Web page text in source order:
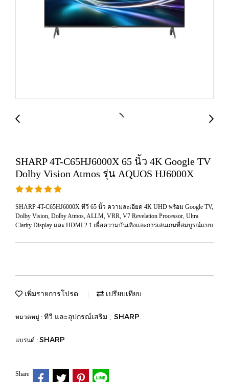
SHARP 4T-C65HJ6000X 65 นิ้ว 4K Google TV
Dolby Vision Atmos รุ่น AQUOS HJ6000X
SHARP 4T-C65HJ6000X ทีวี 65 นิ้ว ความละเอียด 4K UHD พร้อม Google TV,
Dolby Vision, Dolby Atmos, ALLM, VRR, V7 Revelation Processor, Ultra
Clarity Display และ HDMI 2.1 เพื่อความบันเทิงและการเล่นเกมที่สมบูรณ์แบบ
เพิ่มรายการโปรด เปรียบเทียบ
หมวดหมู่ : ทีวี และอุปกรณ์เสริม , SHARP
แบรนด์ : SHARP
Share